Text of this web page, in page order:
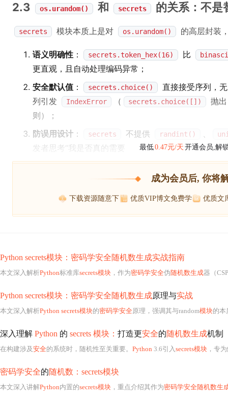
2.3 os.urandom() 和 secrets 的关系：不是
secrets 模块本质上是对 os.urandom() 的高层封装
语义明确性 ： secrets.token_hex(16) 比
更直观，且自动处理编码异常；
安全默认值 ： secrets.choice()
直接接受序列，
列引发
IndexError （ secrets.choice([])
抛
则）；
防误用设计 ： secrets 不提供 randint() 、
发者思考“我是否真的需要 最低0.47元/天 开通会员,解
成为会员后, 你将
下载资源随意下 优质VIP博文免费学 优质文
Python secrets模块：密码学安全随机数生成实战指南
本文深入解析Python标准库secrets模块 ，作为密码学安全伪随机数生成器（CSPRNG），它直接调用操作系统熵源（如/dev/
Python secrets模块：密码学安全随机数生成原理与实战
本文深入解析Python secrets模块的密码学安全原理，强调其与random模块的本
深入理解 Python 的 secrets 模块： 打造更安全的随机数生成机制
在构建涉及安全的系统时，随机性至关重要。 Python 3.6引入secrets模块 ，专
密码学安全的随机数：secrets模块
本文深入讲解Python内置的secrets模块 ，重点介绍其作为密码学安全随机数生